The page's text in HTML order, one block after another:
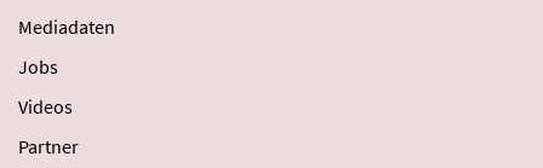
Mediadaten
Jobs
Videos
Partner